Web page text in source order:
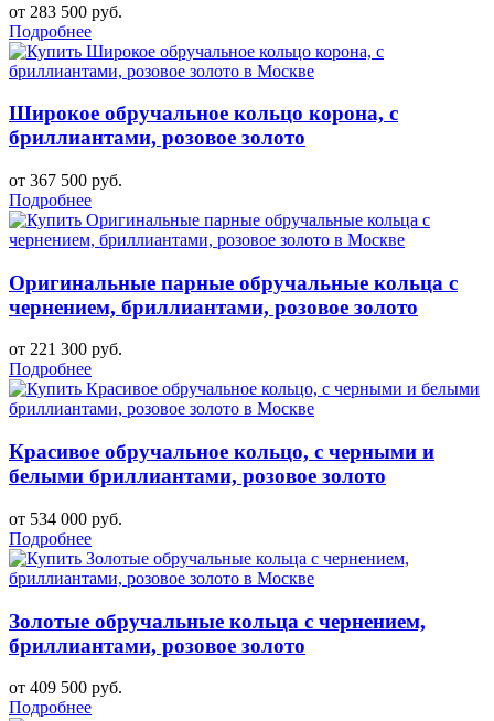
от 283 500 руб.
Подробнее
Широкое обручальное кольцо корона, с
бриллиантами, розовое золото
от 367 500 руб.
Подробнее
Оригинальные парные обручальные кольца с
чернением, бриллиантами, розовое золото
от 221 300 руб.
Подробнее
Красивое обручальное кольцо, с черными и
белыми бриллиантами, розовое золото
от 534 000 руб.
Подробнее
Золотые обручальные кольца с чернением,
бриллиантами, розовое золото
от 409 500 руб.
Подробнее